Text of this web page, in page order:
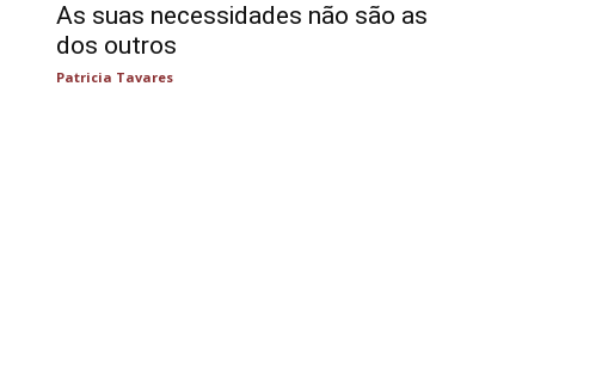
As suas necessidades não são as
dos outros
Patricia Tavares